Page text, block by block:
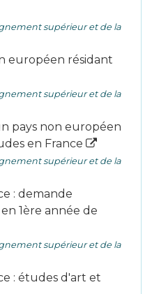
supérieur et de la
européen résidant
supérieur et de la
pays non européen
en France
supérieur et de la
: demande
1ère année de
supérieur et de la
: études d'art et